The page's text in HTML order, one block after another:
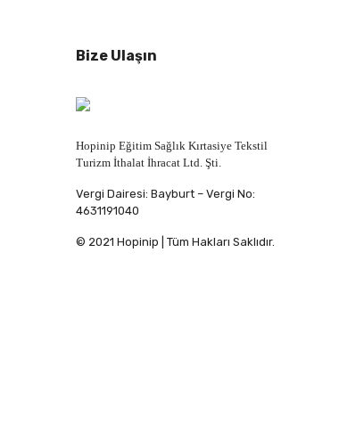
Bize Ulaşın
Hopinip Eğitim Sağlık Kırtasiye Tekstil
Turizm İthalat İhracat Ltd. Şti.
Vergi Dairesi: Bayburt – Vergi No:
4631191040
© 2021 Hopinip | Tüm Hakları Saklıdır.